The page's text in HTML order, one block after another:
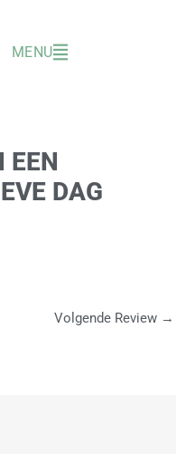
MENU
EEN
DAG
Volgende Review →